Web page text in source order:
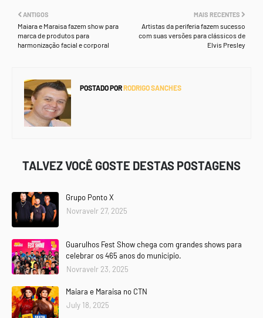
MAIS RECENTES
Artistas da periferia fazem sucesso
com suas versões para clássicos de
Elvis Presley
ANTIGOS
Maiara e Maraisa fazem show para
marca de produtos para
harmonização facial e corporal
POSTADO PORRODRIGO SANCHES
TALVEZ VOCÊ GOSTE DESTAS POSTAGENS
Grupo Ponto X
Novravelr 27, 2025
Guarulhos Fest Show chega com grandes shows para
celebrar os 465 anos do município.
Novravelr 23, 2025
Maiara e Maraisa no CTN
July 18, 2025